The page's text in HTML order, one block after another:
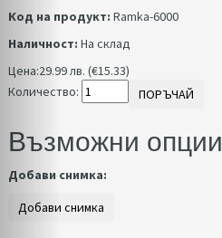
Код на продукт: Ramka-6000
Наличност: На склад
Цена:29.99 лв. (€15.33)
Количество:
ПОРЪЧАЙ
Възможни опции
Добави снимка: